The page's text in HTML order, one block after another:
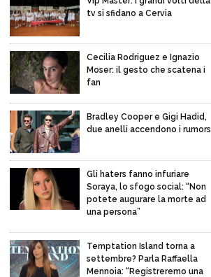
tv si sfidano a Cervia
Cecilia Rodriguez e Ignazio
Moser: il gesto che scatena i
fan
Bradley Cooper e Gigi Hadid,
due anelli accendono i rumors
Gli haters fanno infuriare
Soraya, lo sfogo social: “Non
potete augurare la morte ad
una persona”
Temptation Island torna a
settembre? Parla Raffaella
Mennoia: “Registreremo una